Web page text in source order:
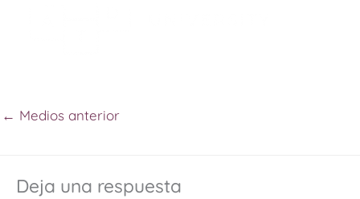
← Medios anterior
Deja una respuesta